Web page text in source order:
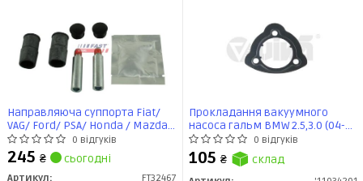
Направляюча суппорта Fiat/
VAG/ Ford/ PSA/ Honda / Mazda/
Chrysler/ BMW/ Opel/ Renault /
Hyundai (+гумки) 12мм ATE
(FT32467) Fast
0 відгуків
245 ₴ сьогодні
Артикул:
FT32467
Прокладання вакуумного
насоса гальм BMW 2.5,3.0 (04-
21) (11034201) VIKA
0 відгуків
105 ₴ склад